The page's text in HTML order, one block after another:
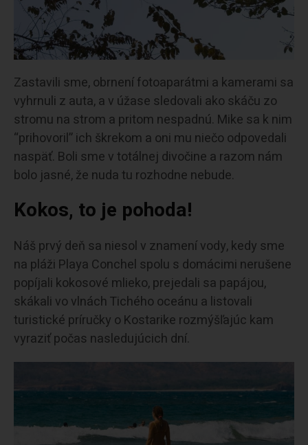
Zastavili sme, obrnení fotoaparátmi a kamerami sa
vyhrnuli z auta, a v úžase sledovali ako skáču zo
stromu na strom a pritom nespadnú. Mike sa k nim
“prihovoril” ich škrekom a oni mu niečo odpovedali
naspäť. Boli sme v totálnej divočine a razom nám
bolo jasné, že nuda tu rozhodne nebude.
Kokos, to je pohoda!
Náš prvý deň sa niesol v znamení vody, kedy sme
na pláži Playa Conchel spolu s domácimi nerušene
popíjali kokosové mlieko, prejedali sa papájou,
skákali vo vlnách Tichého oceánu a listovali
turistické príručky o Kostarike rozmýšľajúc kam
vyraziť počas nasledujúcich dní.